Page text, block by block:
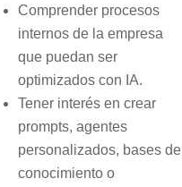
Comprender procesos
internos de la empresa
que puedan ser
optimizados con IA.
Tener interés en crear
prompts, agentes
personalizados, bases de
conocimiento o